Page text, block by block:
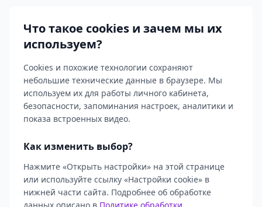
Что такое cookies и зачем мы их
используем?
Cookies и похожие технологии сохраняют
небольшие технические данные в браузере. Мы
используем их для работы личного кабинета,
безопасности, запоминания настроек, аналитики и
показа встроенных видео.
Как изменить выбор?
Нажмите «Открыть настройки» на этой странице
или используйте ссылку «Настройки cookie» в
нижней части сайта. Подробнее об обработке